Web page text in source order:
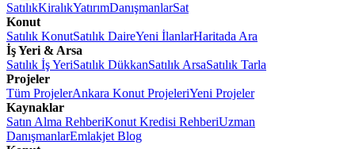
SatılıkKiralıkYatırımDanışmanlarSat
Konut
Satılık KonutSatılık DaireYeni İlanlarHaritada Ara
İş Yeri & Arsa
Satılık İş YeriSatılık DükkanSatılık ArsaSatılık Tarla
Projeler
Tüm ProjelerAnkara Konut ProjeleriYeni Projeler
Kaynaklar
Satın Alma RehberiKonut Kredisi RehberiUzman
DanışmanlarEmlakjet Blog